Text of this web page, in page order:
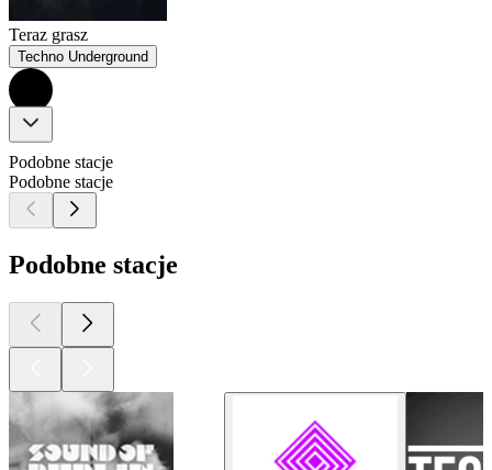
Teraz grasz
Techno Underground
Podobne stacje
Podobne stacje
Podobne stacje